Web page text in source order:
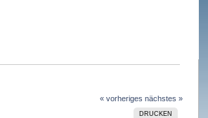
« vorheriges nächstes »
DRUCKEN